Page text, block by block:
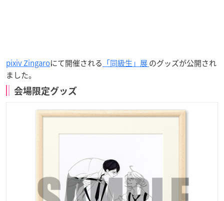
pixiv Zingaroにて開催される 「同級生」展のグッズが公開され
ました。
会場限定グッズ